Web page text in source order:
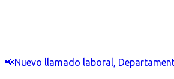
📢Nuevo llamado laboral,